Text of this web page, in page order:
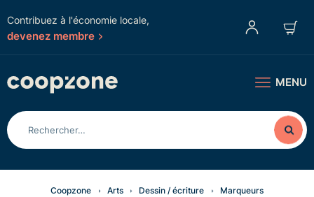
Contribuez à l'économie locale,
devenez membre
MENU
Coopzone Arts Dessin / écriture
Marqueurs